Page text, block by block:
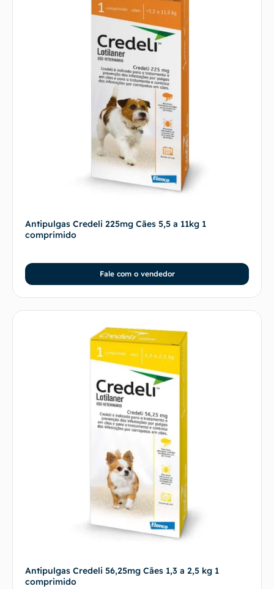
Antipulgas Credeli 225mg Cães 5,5 a 11kg 1
comprimido
Fale com o vendedor
Antipulgas Credeli 56,25mg Cães 1,3 a 2,5 kg 1
comprimido